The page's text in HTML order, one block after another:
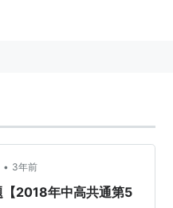
• 3年前
【2018年中高共通第5